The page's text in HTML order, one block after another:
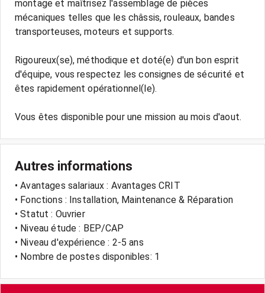
montage et maîtrisez l'assemblage de pièces
mécaniques telles que les châssis, rouleaux, bandes
transporteuses, moteurs et supports.
Rigoureux(se), méthodique et doté(e) d'un bon esprit
d'équipe, vous respectez les consignes de sécurité et
êtes rapidement opérationnel(le).
Vous êtes disponible pour une mission au mois d'aout.
Autres informations
• Avantages salariaux : Avantages CRIT
• Fonctions : Installation, Maintenance & Réparation
• Statut : Ouvrier
• Niveau étude : BEP/CAP
• Niveau d'expérience : 2-5 ans
• Nombre de postes disponibles: 1